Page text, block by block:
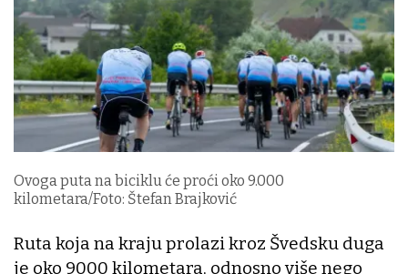
Ovoga puta na biciklu će proći oko 9.000
kilometara/Foto: Štefan Brajković
Ruta koja na kraju prolazi kroz Švedsku duga
je oko 9000 kilometara, odnosno više nego